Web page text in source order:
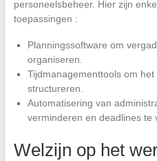
personeelsbeheer. Hier zijn
toepassingen :
Planningssoftware om
organiseren.
Tijdmanagementtools om
structureren.
Automatisering van
verminderen en deadlines te
Welzijn op het